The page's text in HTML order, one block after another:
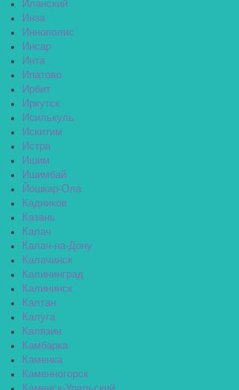
Иланский
Инза
Иннополис
Инсар
Инта
Ипатово
Ирбит
Иркутск
Исилькуль
Искитим
Истра
Ишим
Ишимбай
Йошкар-Ола
Кадников
Казань
Калач
Калач-на-Дону
Калачинск
Калининград
Калининск
Калтан
Калуга
Калязин
Камбарка
Каменка
Каменногорск